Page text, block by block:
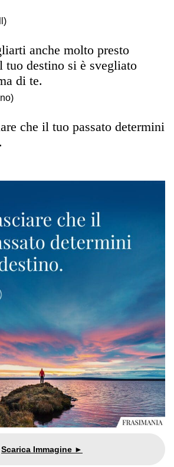
anche molto presto
tuo destino si è svegliato
di te.
che il tuo passato determini